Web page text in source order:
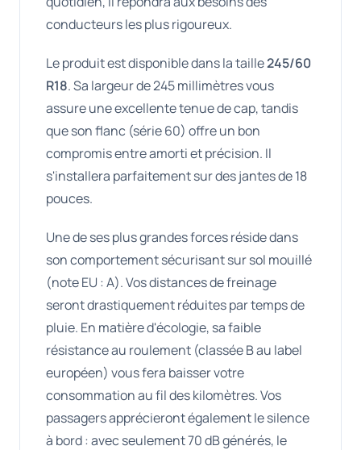
conducteurs les plus rigoureux.
Le produit est disponible dans la taille245/60
R18. Sa largeur de 245 millimètres vous
assure une excellente tenue de cap, tandis
que son flanc (série 60) offre un bon
compromis entre amorti et précision. Il
s'installera parfaitement sur des jantes de 18
pouces.
Une de ses plus grandes forces réside dans
son comportement sécurisant sur sol mouillé
(note EU : A). Vos distances de freinage
seront drastiquement réduites par temps de
pluie. En matière d'écologie, sa faible
résistance au roulement (classée B au label
européen) vous fera baisser votre
consommation au fil des kilomètres. Vos
passagers apprécieront également le silence
à bord : avec seulement 70 dB générés, le